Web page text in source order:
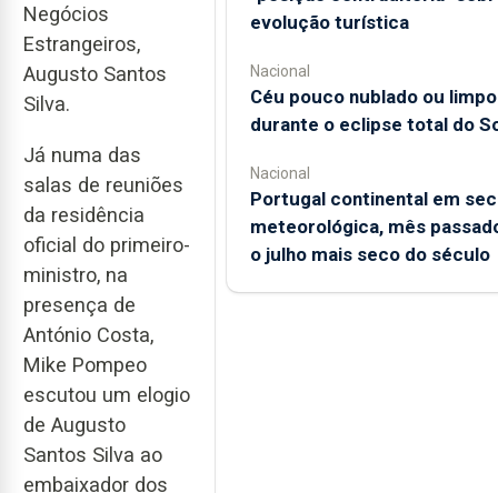
Negócios
Estrangeiros,
Augusto Santos
Silva.
Já numa das
salas de reuniões
da residência
oficial do primeiro-
ministro, na
presença de
António Costa,
Mike Pompeo
escutou um elogio
de Augusto
Santos Silva ao
embaixador dos
evolução turística
Nacional
Céu pouco nublado ou limpo
durante o eclipse total do
Nacional
Portugal continental em
meteorológica, mês
o julho mais seco do século